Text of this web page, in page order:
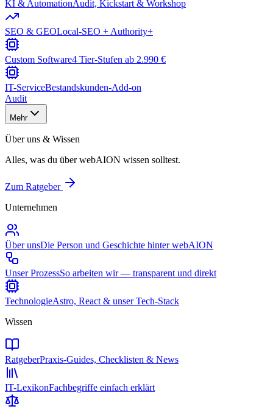
KI & AutomationAudit, Kickstart & Workshop
SEO & GEOLocal-SEO + Authority+
Custom Software4 Tier-Stufen ab 2.990 €
IT-ServiceBestandskunden-Add-on
Audit
Mehr
Über uns & Wissen
Alles, was du über webAION wissen solltest.
Zum Ratgeber
Unternehmen
Über unsDie Person und Geschichte hinter webAION
Unser ProzessSo arbeiten wir — transparent und direkt
TechnologieAstro, React & unser Tech-Stack
Wissen
RatgeberPraxis-Guides, Checklisten & News
IT-LexikonFachbegriffe einfach erklärt